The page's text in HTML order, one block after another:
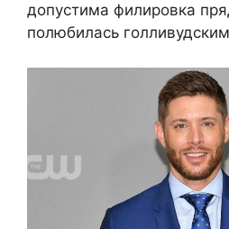
допустима филировка
полюбилась